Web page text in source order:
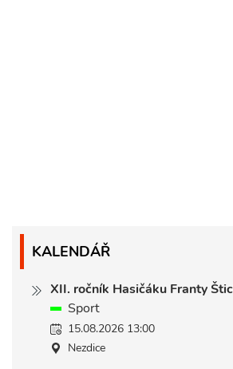
KALENDÁŘ
XII. ročník Hasičáku Franty
Sport
15.08.2026 13:00
Nezdice